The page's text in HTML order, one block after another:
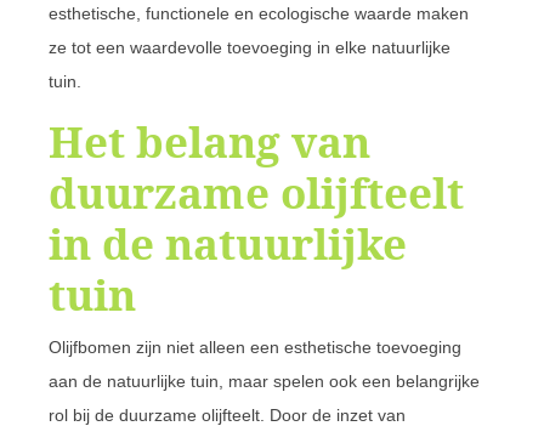
esthetische, functionele en ecologische waarde maken
ze tot een waardevolle toevoeging in elke natuurlijke
tuin.
Het belang van
duurzame olijfteelt
in de natuurlijke
tuin
Olijfbomen zijn niet alleen een esthetische toevoeging
aan de natuurlijke tuin, maar spelen ook een belangrijke
rol bij de duurzame olijfteelt. Door de inzet van